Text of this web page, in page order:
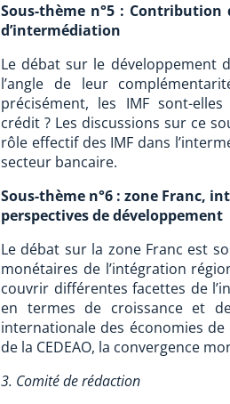
Sous-thème n°5 :
d’intermédiation
Le débat sur le développement
l’angle de leur
précisément, les IMF sont-
crédit ? Les discussions sur ce
rôle effectif des IMF dans
secteur bancaire.
Sous-thème n°6 : zone Franc,
perspectives de développement
Le débat sur la zone Franc est
monétaires de l’intégration
couvrir différentes facettes de
en termes de croissance et
internationale des économies
de la CEDEAO, la convergence
3. Comité de rédaction